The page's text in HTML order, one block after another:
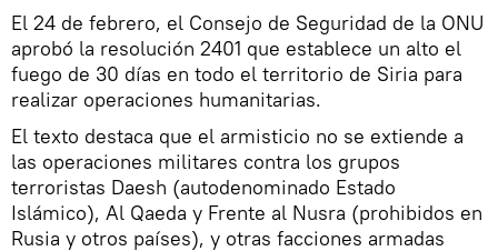
El 24 de febrero, el Consejo de Seguridad de la ONU
aprobó la resolución 2401 que establece un alto el
fuego de 30 días en todo el territorio de Siria para
realizar operaciones humanitarias.
El texto destaca que el armisticio no se extiende a
las operaciones militares contra los grupos
terroristas Daesh (autodenominado Estado
Islámico), Al Qaeda y Frente al Nusra (prohibidos en
Rusia y otros países), y otras facciones armadas